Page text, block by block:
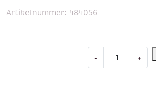
- +
Artikelnummer: 484056